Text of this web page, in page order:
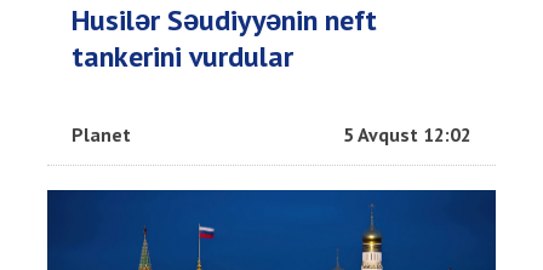
Husilər Səudiyyənin neft
tankerini vurdular
Planet 5 Avqust 12:02